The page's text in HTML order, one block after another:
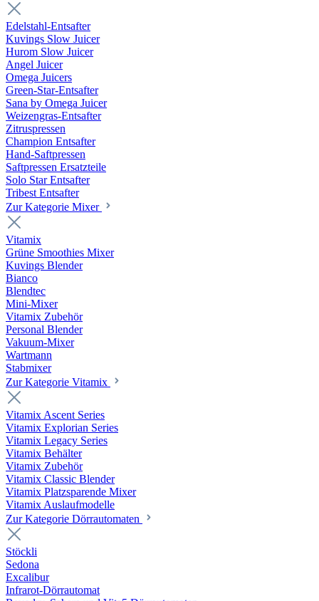
Edelstahl-Entsafter
Kuvings Slow Juicer
Hurom Slow Juicer
Angel Juicer
Omega Juicers
Green-Star-Entsafter
Sana by Omega Juicer
Weizengras-Entsafter
Zitruspressen
Champion Entsafter
Hand-Saftpressen
Saftpressen Ersatzteile
Solo Star Entsafter
Tribest Entsafter
Zur Kategorie Mixer
Vitamix
Grüne Smoothies Mixer
Kuvings Blender
Bianco
Blendtec
Mini-Mixer
Vitamix Zubehör
Personal Blender
Vakuum-Mixer
Wartmann
Stabmixer
Zur Kategorie Vitamix
Vitamix Ascent Series
Vitamix Explorian Series
Vitamix Legacy Series
Vitamix Behälter
Vitamix Zubehör
Vitamix Classic Blender
Vitamix Platzsparende Mixer
Vitamix Auslaufmodelle
Zur Kategorie Dörrautomaten
Stöckli
Sedona
Excalibur
Infrarot-Dörrautomat